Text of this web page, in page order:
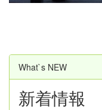
What`s NEW
新着情報